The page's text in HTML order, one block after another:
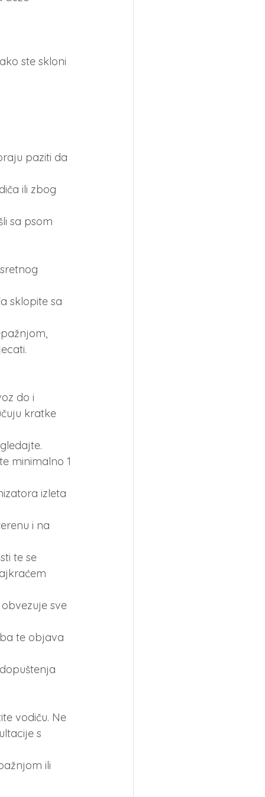
ste skloni
paziti da
ili zbog
sa psom
sklopite sa
do i
kratke
minimalno 1
izleta
i na
te se
sve
te objava
vodiču. Ne
s
ili